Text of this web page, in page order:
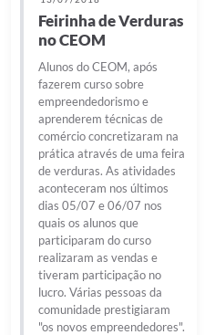
Feirinha de Verduras
no CEOM
Alunos do CEOM, após
fazerem curso sobre
empreendedorismo e
aprenderem técnicas de
comércio concretizaram na
prática através de uma feira
de verduras. As atividades
aconteceram nos últimos
dias 05/07 e 06/07 nos
quais os alunos que
participaram do curso
realizaram as vendas e
tiveram participação no
lucro. Várias pessoas da
comunidade prestigiaram
"os novos empreendedores".